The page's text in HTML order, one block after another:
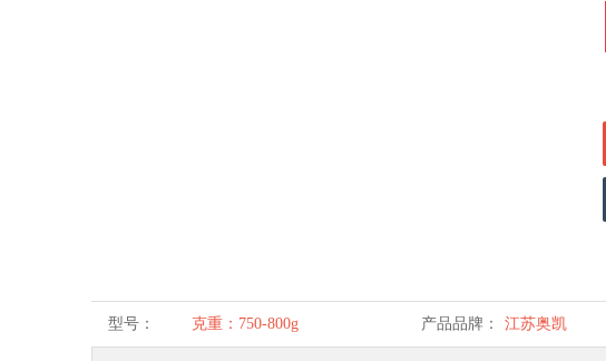
型号： 克重：750-800g 产品品牌： 江苏奥凯